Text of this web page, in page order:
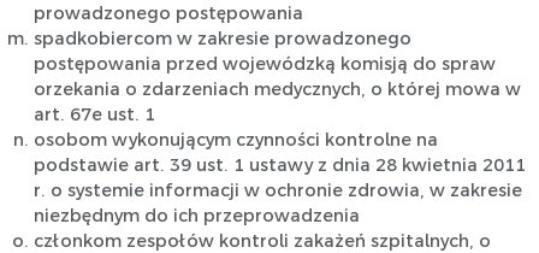
prowadzonego postępowania
spadkobiercom w zakresie prowadzonego
postępowania przed wojewódzką komisją do spraw
orzekania o zdarzeniach medycznych, o której mowa w
art. 67e ust. 1
osobom wykonującym czynności kontrolne na
podstawie art. 39 ust. 1 ustawy z dnia 28 kwietnia 2011
r. o systemie informacji w ochronie zdrowia, w zakresie
niezbędnym do ich przeprowadzenia
członkom zespołów kontroli zakażeń szpitalnych, o